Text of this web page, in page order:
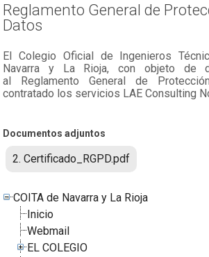
Reglamento General de
Datos
El Colegio Oficial de Ingenieros
Navarra y La Rioja, con objeto de
al Reglamento General de
contratado los servicios LAE Consulting
Documentos adjuntos
2. Certificado_RGPD.pdf
COITA de Navarra y La Rioja
Inicio
Webmail
EL COLEGIO